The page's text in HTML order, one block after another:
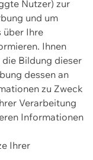
Nutzer) zur
und um
über Ihre
Ihnen
Bildung dieser
dessen an
zu Zweck
Verarbeitung
Informationen
Ihrer